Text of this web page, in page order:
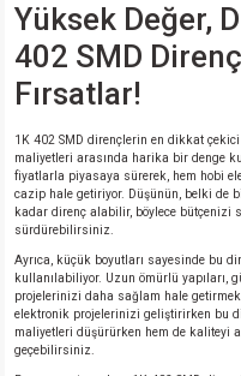
Yüksek Değer,
402 SMD
Fırsatlar!
1K 402 SMD dirençlerin en dikkat
maliyetleri arasında harika bir denge
fiyatlarla piyasaya sürerek, hem hobi
cazip hale getiriyor. Düşünün, belki de
kadar direnç alabilir, böylece bütçenizi
sürdürebilirsiniz.
Ayrıca, küçük boyutları sayesinde bu
kullanılabiliyor. Uzun ömürlü yapıları,
projelerinizi daha sağlam hale
elektronik projelerinizi geliştirirken bu
maliyetleri düşürürken hem de kaliteyi
geçebilirsiniz.